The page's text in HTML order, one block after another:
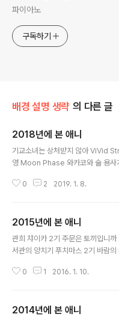
파이아노
구독하기
배경 설명 생략 의 다른 글
2018년에 본 애니
기교소녀는 상처받지 않아 ViVid
영 Moon Phase 와카코와 술 용사
꽃 전자상가의 서점 아가씨: 온천편
콜릿 WWW.Working 마동왕 그랑
테라포마스 OVA 테라포마스 마법
편 반역의 이야기 사랑은 비가 갠 뒤
으로 가는 길 사랑한다고 말해
0 2 2019. 1. 8.
2015년에 본 애니
관희 챠이카 2기 주문은 토끼입니까
서관의 양치기 푸치마스 2기 바람
선레드 글라스립 천체전사 선레드 2
이다. 니세코이: 처음에는 러브히나
0 1 2016. 1. 10.
2014년에 본 애니